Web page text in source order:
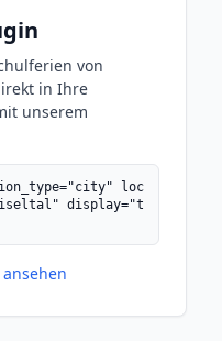
von
in Ihre
unserem
loc
display="t